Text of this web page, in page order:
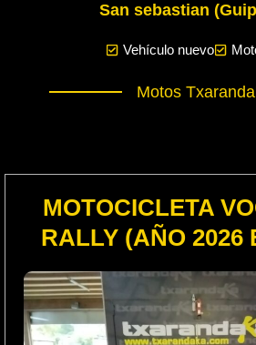
San sebastian
Vehículo nuevo
Motos
MOTOCICLETA
RALLY (AÑO 2026